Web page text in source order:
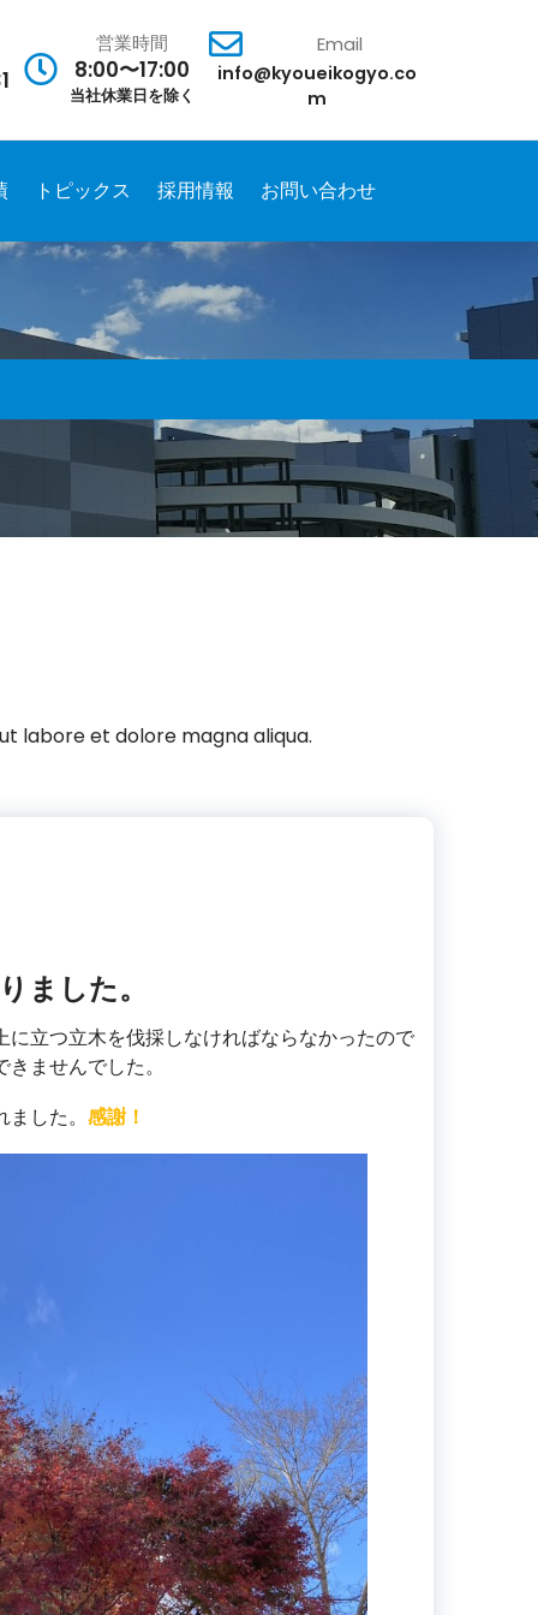
営業時間
8:00〜17:00
当社休業日を除く
Email
info@kyoueikogyo.co
m
トピックス 採用情報 お問い合わせ
labore et dolore magna aliqua.
ました。
に立つ立木を伐採しなければならなかったので
きませんでした。
した。 感謝！